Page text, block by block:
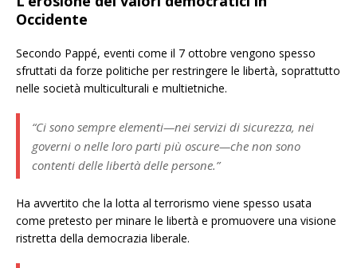
Occidente
Secondo Pappé, eventi come il 7 ottobre vengono spesso
sfruttati da forze politiche per restringere le libertà, soprattutto
nelle società multiculturali e multietniche.
“Ci sono sempre elementi—nei servizi di sicurezza, nei
governi o nelle loro parti più oscure—che non sono
contenti delle libertà delle persone.”
Ha avvertito che la lotta al terrorismo viene spesso usata
come pretesto per minare le libertà e promuovere una visione
ristretta della democrazia liberale.